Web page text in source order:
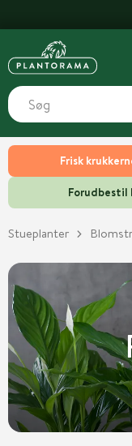
Frisk
Forudbestil
Stueplanter